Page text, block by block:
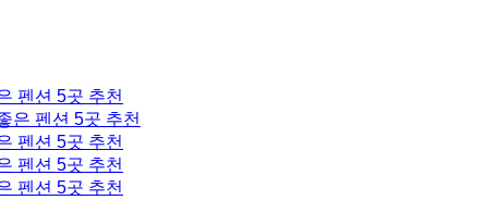
펜션 5곳 추천
은 펜션 5곳 추천
펜션 5곳 추천
펜션 5곳 추천
펜션 5곳 추천